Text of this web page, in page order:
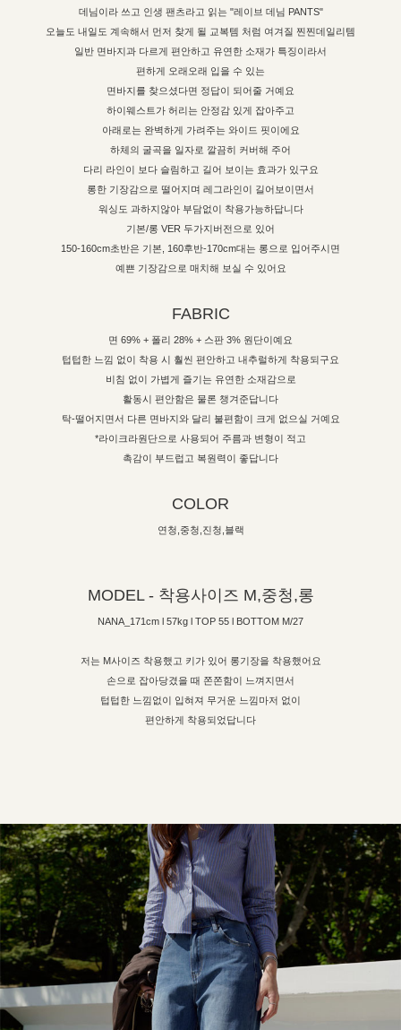
데님이라 쓰고 인생 팬츠라고 읽는 "레이브 데님 PANTS"
오늘도 내일도 계속해서 먼저 찾게 될 교복템 처럼 여겨질 찐찐데일리템
일반 면바지과 다르게 편안하고 유연한 소재가 특징이라서
편하게 오래오래 입을 수 있는
면바지를 찾으셨다면 정답이 되어줄 거예요
하이웨스트가 허리는 안정감 있게 잡아주고
아래로는 완벽하게 가려주는 와이드 핏이에요
하체의 굴곡을 일자로 깔끔히 커버해 주어
다리 라인이 보다 슬림하고 길어 보이는 효과가 있구요
롱한 기장감으로 떨어지며 레그라인이 길어보이면서
워싱도 과하지않아 부담없이 착용가능하답니다
기본/롱 VER 두가지버전으로 있어
150-160cm초반은 기본, 160후반-170cm대는 롱으로 입어주시면
예쁜 기장감으로 매치해 보실 수 있어요
FABRIC
면 69% + 폴리 28% + 스판 3% 원단이예요
텁텁한 느낌 없이 착용 시 훨씬 편안하고 내추럴하게 착용되구요
비침 없이 가볍게 즐기는 유연한 소재감으로
활동시 편안함은 물론 챙겨준답니다
탁-떨어지면서 다른 면바지와 달리 불편함이 크게 없으실 거예요
*라이크라원단으로 사용되어 주름과 변형이 적고
촉감이 부드럽고 복원력이 좋답니다
COLOR
연청,중청,진청,블랙
MODEL - 착용사이즈 M,중청,롱
NANA_171cm l 57kg l TOP 55 l BOTTOM M/27
저는 M사이즈 착용했고 키가 있어 롱기장을 착용했어요
손으로 잡아당겼을 때 쫀쫀함이 느껴지면서
텁텁한 느낌없이 입혀져 무거운 느낌마저 없이
편안하게 착용되었답니다